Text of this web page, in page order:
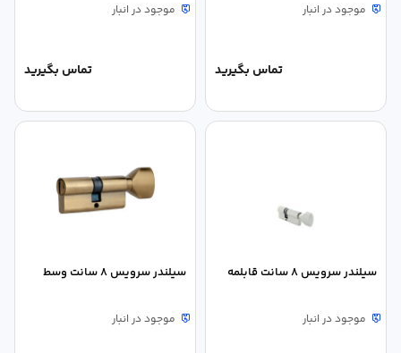
موجود در انبار
تماس بگیرید
موجود در انبار
تماس بگیرید
سیلندر سرویس 8 سانت قابلمه
موجود در انبار
سیلندر سرویس 8 سانت وسط
موجود در انبار